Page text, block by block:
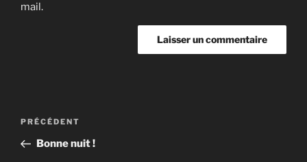
mail.
Navigation
l’article
Article
précédent
PRÉCÉDENT
Bonne nuit !